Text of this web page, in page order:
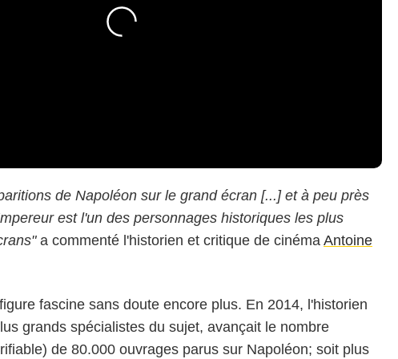
de Napoléon sur le grand écran [...] et à peu près
est l'un des personnages historiques les plus
a commenté l'historien et critique de cinéma Antoine
fascine sans doute encore plus. En 2014, l'historien
grands spécialistes du sujet, avançait le nombre
de 80.000 ouvrages parus sur Napoléon; soit plus